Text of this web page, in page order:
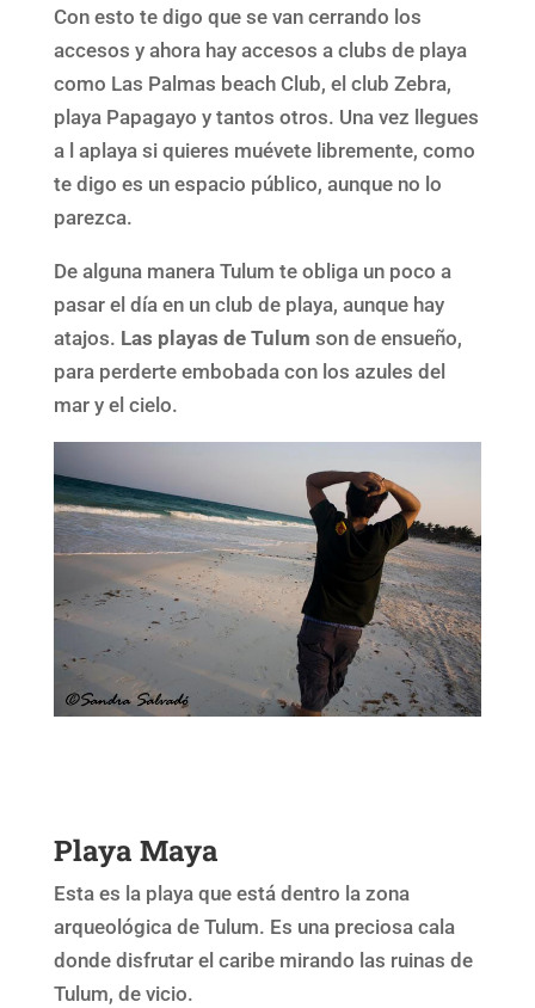
Con esto te digo que se van cerrando los
accesos y ahora hay accesos a clubs de playa
como Las Palmas beach Club, el club Zebra,
playa Papagayo y tantos otros. Una vez llegues
a l aplaya si quieres muévete libremente, como
te digo es un espacio público, aunque no lo
parezca.
De alguna manera Tulum te obliga un poco a
pasar el día en un club de playa, aunque hay
atajos. Las playas de Tulum son de ensueño,
para perderte embobada con los azules del
mar y el cielo.
Playa Maya
Esta es la playa que está dentro la zona
arqueológica de Tulum. Es una preciosa cala
donde disfrutar el caribe mirando las ruinas de
Tulum, de vicio.